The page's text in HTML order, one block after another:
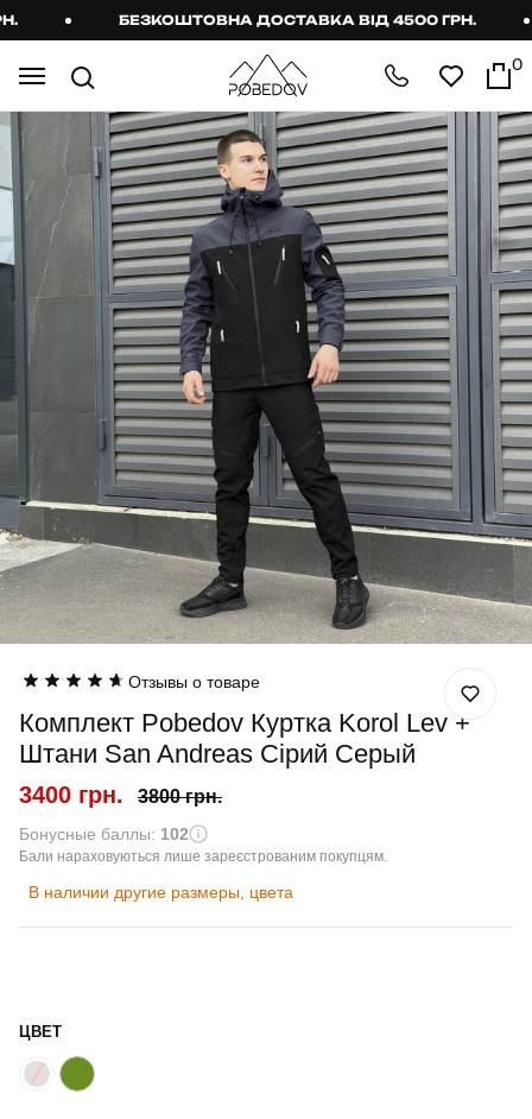
БЕЗКОШТОВНА ДОСТАВКА ВІД 4500 ГРН.
0
Отзывы о товаре
Комплект Pobedov Куртка Korol Lev +
Штани San Andreas Сірий Серый
3400 грн. 3800 грн.
Бонусные баллы: 102
Бали нараховуються лише зареєстрованим покупцям.
В наличии другие размеры, цвета
ЦВЕТ